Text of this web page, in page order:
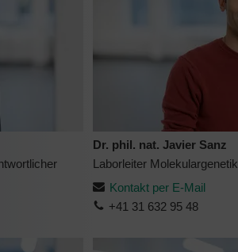
Dr. phil. nat. Javier Sanz
Laborleiter
Kontakt per E-Mail
+41 31 632 95 48